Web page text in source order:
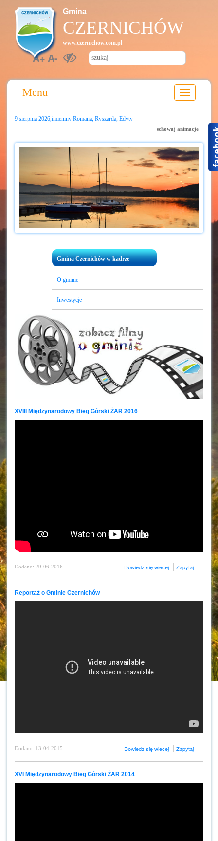
Gmina
CZERNICHÓW
www.czernichow.com.pl
A+A-
Menu
9 sierpnia 2026,imieniny Romana, Ryszarda, Edyty
schowaj animacje
Gmina Czernichów w kadrze
O gminie
Inwestycje
XVIII Międzynarodowy Bieg Górski ŻAR 2016
Dodano: 29-06-2016 Dowiedz się wiecej Zapytaj
Reportaż o Gminie Czernichów
Dodano: 13-04-2015 Dowiedz się wiecej Zapytaj
XVI Międzynarodowy Bieg Górski ŻAR 2014